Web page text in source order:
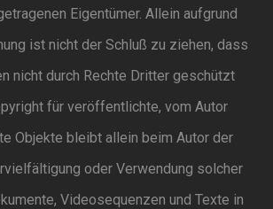
Eigentümer. Allein aufgrund
ist nicht der Schluß zu ziehen, dass
nicht durch Rechte Dritter geschützt
für veröffentlichte, vom Autor
Objekte bleibt allein beim Autor der
oder Verwendung solcher
Videosequenzen und Texte in